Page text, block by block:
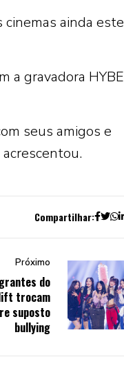
ainda este
a gravadora HYBE
seus amigos e
Compartilhar:
Próximo
do
trocam
suposto
bullying